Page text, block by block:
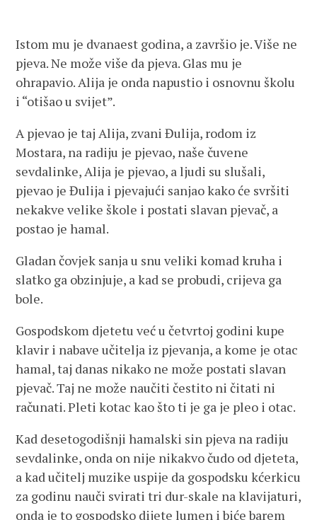
Istom mu je dvanaest godina, a završio je. Više ne
pjeva. Ne može više da pjeva. Glas mu je
ohrapavio. Alija je onda napustio i osnovnu školu
i “otišao u svijet”.
A pjevao je taj Alija, zvani Đulija, rodom iz
Mostara, na radiju je pjevao, naše čuvene
sevdalinke, Alija je pjevao, a ljudi su slušali,
pjevao je Đulija i pjevajući sanjao kako će svršiti
nekakve velike škole i postati slavan pjevač, a
postao je hamal.
Gladan čovjek sanja u snu veliki komad kruha i
slatko ga obzinjuje, a kad se probudi, crijeva ga
bole.
Gospodskom djetetu već u četvrtoj godini kupe
klavir i nabave učitelja iz pjevanja, a kome je otac
hamal, taj danas nikako ne može postati slavan
pjevač. Taj ne može naučiti čestito ni čitati ni
računati. Pleti kotac kao što ti je ga je pleo i otac.
Kad desetogodišnji hamalski sin pjeva na radiju
sevdalinke, onda on nije nikakvo čudo od djeteta,
a kad učitelj muzike uspije da gospodsku kćerkicu
za godinu nauči svirati tri dur-skale na klavijaturi,
onda je to gospodsko dijete lumen i biće barem